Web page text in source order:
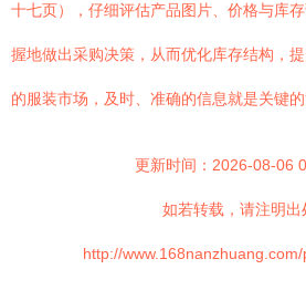
十七页），仔细评估产品图片、价格与库
握地做出采购决策，从而优化库存结构，
的服装市场，及时、准确的信息就是关键的
更新时间：2026-08-06
如若转载，请注明出
http://